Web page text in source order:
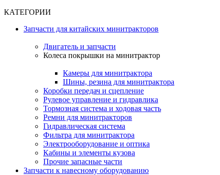
КАТЕГОРИИ
Запчасти для китайских минитракторов
Двигатель и запчасти
Колеса покрышки на минитрактор
Камеры для минитрактора
Шины, резина для минитрактора
Коробки передач и сцепление
Рулевое управление и гидравлика
Тормозная система и ходовая часть
Ремни для минитракторов
Гидравлическая система
Фильтра для минитрактора
Электрооборудование и оптика
Кабины и элементы кузова
Прочие запасные части
Запчасти к навесному оборудованию